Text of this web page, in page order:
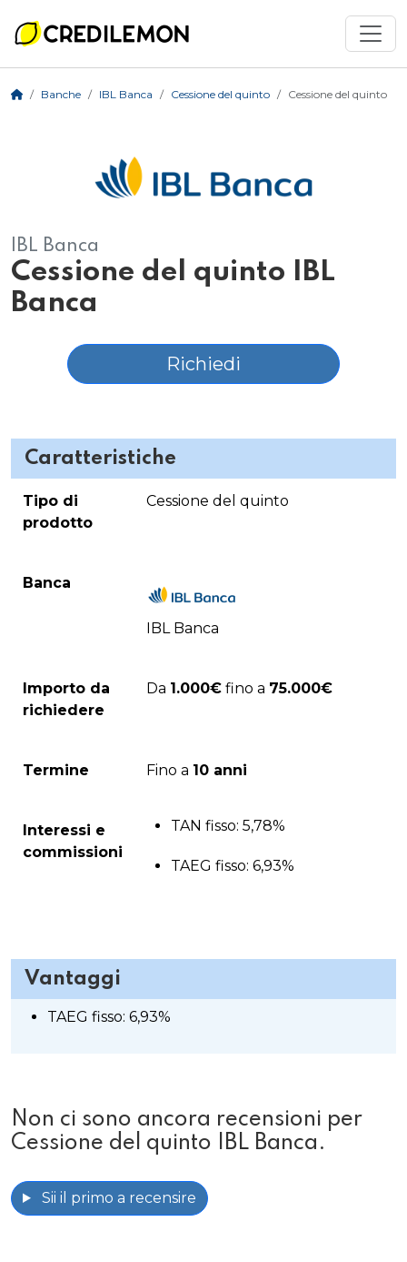
Banche IBL Banca Cessione del quinto Cessione del quinto
IBL Banca
Cessione del quinto IBL
Banca
Richiedi
Caratteristiche
Tipo di
prodotto
Cessione del quinto
Banca
IBL Banca
Importo da
richiedere
Da 1.000€ fino a 75.000€
Termine Fino a 10 anni
Interessi e
commissioni
TAN fisso: 5,78%
TAEG fisso: 6,93%
Vantaggi
TAEG fisso: 6,93%
Non ci sono ancora recensioni per
Cessione del quinto IBL Banca.
Sii il primo a recensire